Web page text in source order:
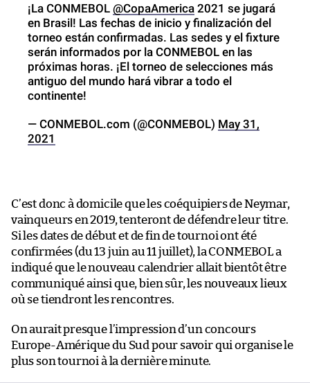
¡La CONMEBOL @CopaAmerica 2021 se jugará
en Brasil! Las fechas de inicio y finalización del
torneo están confirmadas. Las sedes y el fixture
serán informados por la CONMEBOL en las
próximas horas. ¡El torneo de selecciones más
antiguo del mundo hará vibrar a todo el
continente!
— CONMEBOL.com (@CONMEBOL) May 31,
2021
C’est donc à domicile que les coéquipiers de Neymar,
vainqueurs en 2019, tenteront de défendre leur titre.
Si les dates de début et de fin de tournoi ont été
confirmées (du 13 juin au 11 juillet), la CONMEBOL a
indiqué que le nouveau calendrier allait bientôt être
communiqué ainsi que, bien sûr, les nouveaux lieux
où se tiendront les rencontres.
On aurait presque l’impression d’un concours
Europe-Amérique du Sud pour savoir qui organise le
plus son tournoi à la dernière minute.